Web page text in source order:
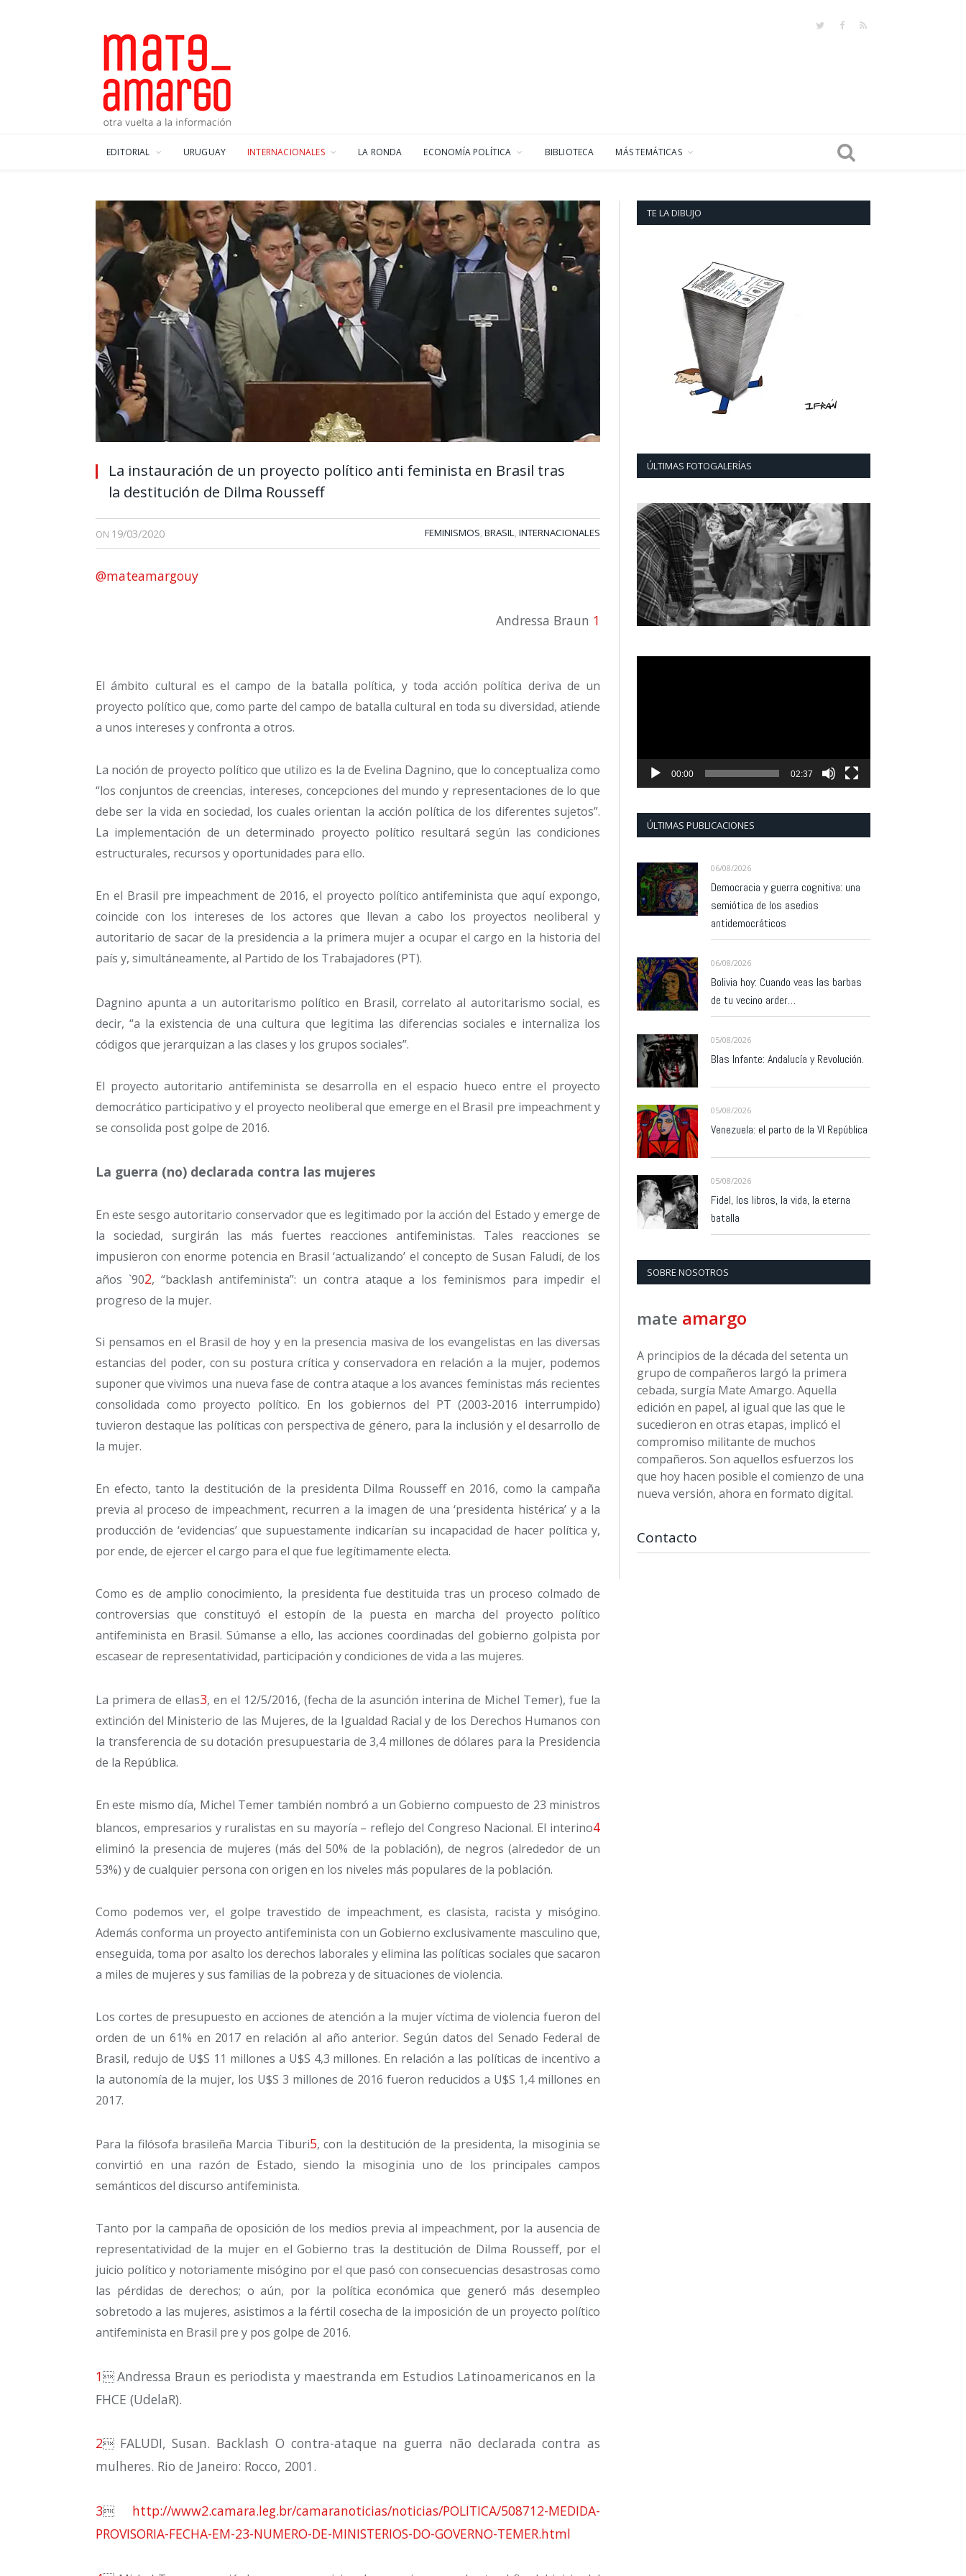
TwitterFacebook
RSS
EDITORIAL URUGUAY INTERNACIONALES LA RONDA ECONOMÍA POLÍTICA BIBLIOTECA MÁS TEMÁTICAS
La instauración de un proyecto político anti feminista en Brasil tras
la destitución de Dilma Rousseff
ON 19/03/2020 FEMINISMOS, BRASIL, INTERNACIONALES
@mateamargouy
Andressa Braun 1
El ámbito cultural es el campo de la batalla política, y toda acción política deriva de un
proyecto político que, como parte del campo de batalla cultural en toda su diversidad, atiende
a unos intereses y confronta a otros.
La noción de proyecto político que utilizo es la de Evelina Dagnino, que lo conceptualiza como
“los conjuntos de creencias, intereses, concepciones del mundo y representaciones de lo que
debe ser la vida en sociedad, los cuales orientan la acción política de los diferentes sujetos”.
La implementación de un determinado proyecto político resultará según las condiciones
estructurales, recursos y oportunidades para ello.
En el Brasil pre impeachment de 2016, el proyecto político antifeminista que aquí expongo,
coincide con los intereses de los actores que llevan a cabo los proyectos neoliberal y
autoritario de sacar de la presidencia a la primera mujer a ocupar el cargo en la historia del
país y, simultáneamente, al Partido de los Trabajadores (PT).
Dagnino apunta a un autoritarismo político en Brasil, correlato al autoritarismo social, es
decir, “a la existencia de una cultura que legitima las diferencias sociales e internaliza los
códigos que jerarquizan a las clases y los grupos sociales”.
El proyecto autoritario antifeminista se desarrolla en el espacio hueco entre el proyecto
democrático participativo y el proyecto neoliberal que emerge en el Brasil pre impeachment y
se consolida post golpe de 2016.
La guerra (no) declarada contra las mujeres
En este sesgo autoritario conservador que es legitimado por la acción del Estado y emerge de
la sociedad, surgirán las más fuertes reacciones antifeministas. Tales reacciones se
impusieron con enorme potencia en Brasil ‘actualizando’ el concepto de Susan Faludi, de los
años `902, “backlash antifeminista”: un contra ataque a los feminismos para impedir el
progreso de la mujer.
Si pensamos en el Brasil de hoy y en la presencia masiva de los evangelistas en las diversas
estancias del poder, con su postura crítica y conservadora en relación a la mujer, podemos
suponer que vivimos una nueva fase de contra ataque a los avances feministas más recientes
consolidada como proyecto político. En los gobiernos del PT (2003-2016 interrumpido)
tuvieron destaque las políticas con perspectiva de género, para la inclusión y el desarrollo de
la mujer.
En efecto, tanto la destitución de la presidenta Dilma Rousseff en 2016, como la campaña
previa al proceso de impeachment, recurren a la imagen de una ‘presidenta histérica’ y a la
producción de ‘evidencias’ que supuestamente indicarían su incapacidad de hacer política y,
por ende, de ejercer el cargo para el que fue legítimamente electa.
Como es de amplio conocimiento, la presidenta fue destituida tras un proceso colmado de
controversias que constituyó el estopín de la puesta en marcha del proyecto político
antifeminista en Brasil. Súmanse a ello, las acciones coordinadas del gobierno golpista por
escasear de representatividad, participación y condiciones de vida a las mujeres.
La primera de ellas3, en el 12/5/2016, (fecha de la asunción interina de Michel Temer), fue la
extinción del Ministerio de las Mujeres, de la Igualdad Racial y de los Derechos Humanos con
la transferencia de su dotación presupuestaria de 3,4 millones de dólares para la Presidencia
de la República.
En este mismo día, Michel Temer también nombró a un Gobierno compuesto de 23 ministros
blancos, empresarios y ruralistas en su mayoría – reflejo del Congreso Nacional. El interino4
eliminó la presencia de mujeres (más del 50% de la población), de negros (alrededor de un
53%) y de cualquier persona con origen en los niveles más populares de la población.
Como podemos ver, el golpe travestido de impeachment, es clasista, racista y misógino.
Además conforma un proyecto antifeminista con un Gobierno exclusivamente masculino que,
enseguida, toma por asalto los derechos laborales y elimina las políticas sociales que sacaron
a miles de mujeres y sus familias de la pobreza y de situaciones de violencia.
Los cortes de presupuesto en acciones de atención a la mujer víctima de violencia fueron del
orden de un 61% en 2017 en relación al año anterior. Según datos del Senado Federal de
Brasil, redujo de U$S 11 millones a U$S 4,3 millones. En relación a las políticas de incentivo a
la autonomía de la mujer, los U$S 3 millones de 2016 fueron reducidos a U$S 1,4 millones en
2017.
Para la filósofa brasileña Marcia Tiburi5, con la destitución de la presidenta, la misoginia se
convirtió en una razón de Estado, siendo la misoginia uno de los principales campos
semánticos del discurso antifeminista.
Tanto por la campaña de oposición de los medios previa al impeachment, por la ausencia de
representatividad de la mujer en el Gobierno tras la destitución de Dilma Rousseff, por el
juicio político y notoriamente misógino por el que pasó con consecuencias desastrosas como
las pérdidas de derechos; o aún, por la política económica que generó más desempleo
sobretodo a las mujeres, asistimos a la fértil cosecha de la imposición de un proyecto político
antifeminista en Brasil pre y pos golpe de 2016.
1Andressa Braun es periodista y maestranda em Estudios Latinoamericanos en la
FHCE (UdelaR).
2 FALUDI, Susan. Backlash O contra-ataque na guerra não declarada contra as
mulheres. Rio de Janeiro: Rocco, 2001.
3 http://www2.camara.leg.br/camaranoticias/noticias/POLITICA/508712-MEDIDA-
PROVISORIA-FECHA-EM-23-NUMERO-DE-MINISTERIOS-DO-GOVERNO-TEMER.html
TE LA DIBUJO
ÚLTIMAS FOTOGALERÍAS
00:00 02:37
ÚLTIMAS PUBLICACIONES
06/08/2026
Democracia y guerra cognitiva: una
semiótica de los asedios
antidemocráticos
06/08/2026
Bolivia hoy: Cuando veas las barbas
de tu vecino arder…
05/08/2026
Blas Infante: Andalucía y Revolución.
05/08/2026
Venezuela: el parto de la VI República
05/08/2026
Fidel, los libros, la vida, la eterna
batalla
SOBRE NOSOTROS
mate amargo
A principios de la década del setenta un
grupo de compañeros largó la primera
cebada, surgía Mate Amargo. Aquella
edición en papel, al igual que las que le
sucedieron en otras etapas, implicó el
compromiso militante de muchos
compañeros. Son aquellos esfuerzos los
que hoy hacen posible el comienzo de una
nueva versión, ahora en formato digital.
Contacto